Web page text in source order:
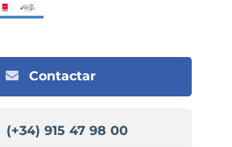
Contactar
(+34) 915 47 98 00